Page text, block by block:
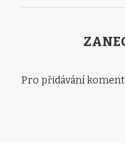
Pro přidávání